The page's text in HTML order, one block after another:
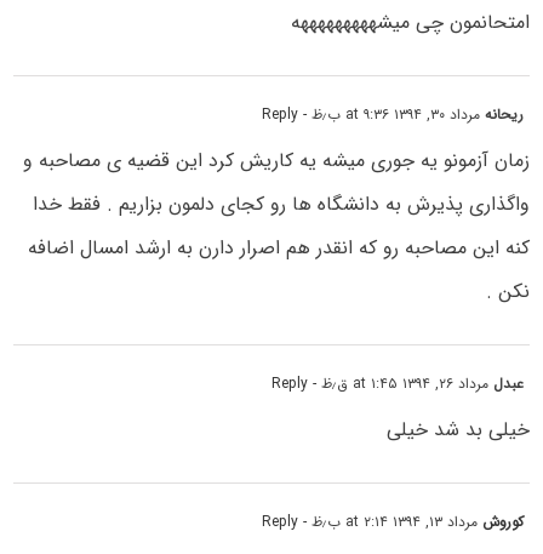
امتحانمون چی میشهههههههههه
ریحانهمرداد ۳۰, ۱۳۹۴ at ۹:۳۶ ب٫ظ - Reply
زمان آزمونو یه جوری میشه یه کاریش کرد این قضیه ی مصاحبه و
واگذاری پذیرش به دانشگاه ها رو کجای دلمون بزاریم . فقط خدا
کنه این مصاحبه رو که انقدر هم اصرار دارن به ارشد امسال اضافه
نکن .
عبدل مرداد ۲۶, ۱۳۹۴ at ۱:۴۵ ق٫ظ - Reply
خیلی بد شد خیلی
کوروش مرداد ۱۳, ۱۳۹۴ at ۲:۱۴ ب٫ظ - Reply